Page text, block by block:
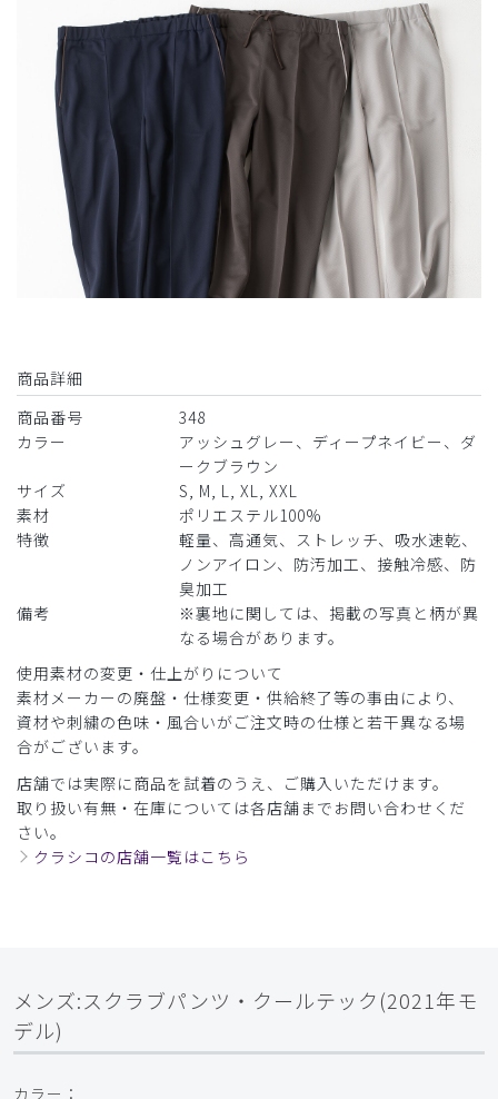
商品詳細
商品番号
348
カラー
アッシュグレー、ディープネイビー、ダ
ークブラウン
サイズ
S, M, L, XL, XXL
素材
ポリエステル100%
特徴
軽量、高通気、ストレッチ、吸水速乾、
ノンアイロン、防汚加工、接触冷感、防
臭加工
備考
※裏地に関しては、掲載の写真と柄が異
なる場合があります。
使用素材の変更・仕上がりについて
素材メーカーの廃盤・仕様変更・供給終了等の事由により、
資材や刺繍の色味・風合いがご注文時の仕様と若干異なる場
合がございます。
店舗では実際に商品を試着のうえ、ご購入いただけます。
取り扱い有無・在庫については各店舗までお問い合わせくだ
さい。
クラシコの店舗一覧はこちら
メンズ:スクラブパンツ・クールテック(2021年モ
デル)
カラー：